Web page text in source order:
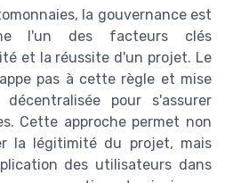
la gouvernance est
l'un des facteurs clés
et la réussite d'un projet. Le
pas à cette règle et mise
pour s'assurer
Cette approche permet non
la légitimité du projet, mais
des utilisateurs dans